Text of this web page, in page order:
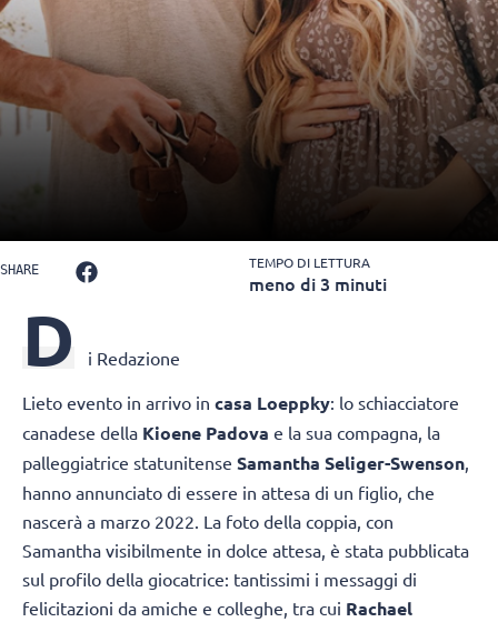
SHARE TEMPO DI LETTURA
meno di 3 minuti
D i Redazione
Lieto evento in arrivo in casa Loeppky: lo schiacciatore
canadese della Kioene Padova e la sua compagna, la
palleggiatrice statunitense Samantha Seliger-Swenson,
hanno annunciato di essere in attesa di un figlio, che
nascerà a marzo 2022. La foto della coppia, con
Samantha visibilmente in dolce attesa, è stata pubblicata
sul profilo della giocatrice: tantissimi i messaggi di
felicitazioni da amiche e colleghe, tra cui Rachael